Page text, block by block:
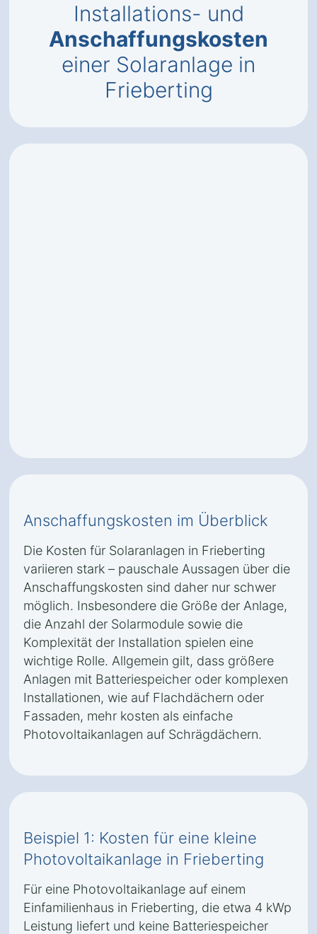
Installations- und
Anschaffungskosten
einer Solaranlage in
Frieberting
Anschaffungskosten im Überblick
Die Kosten für Solaranlagen in Frieberting
variieren stark – pauschale Aussagen über die
Anschaffungskosten sind daher nur schwer
möglich. Insbesondere die Größe der Anlage,
die Anzahl der Solarmodule sowie die
Komplexität der Installation spielen eine
wichtige Rolle. Allgemein gilt, dass größere
Anlagen mit Batteriespeicher oder komplexen
Installationen, wie auf Flachdächern oder
Fassaden, mehr kosten als einfache
Photovoltaikanlagen auf Schrägdächern.
Beispiel 1: Kosten für eine kleine
Photovoltaikanlage in Frieberting
Für eine Photovoltaikanlage auf einem
Einfamilienhaus in Frieberting, die etwa 4 kWp
Leistung liefert und keine Batteriespeicher